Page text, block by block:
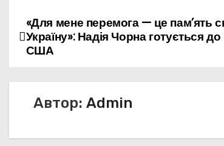
Н
а
в
«Для мене перемога — це пам’ять
Україну»: Надія Чорна готується
США
Автор: Admin